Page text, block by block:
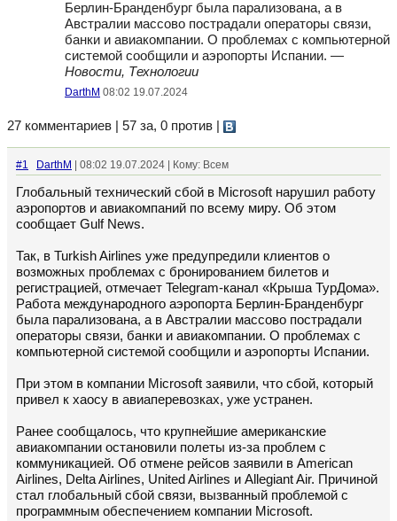
Берлин-Бранденбург была парализована, а в
Австралии массово пострадали операторы связи,
банки и авиакомпании. О проблемах с компьютерной
системой сообщили и аэропорты Испании. —
Новости, Технологии
DarthM 08:02 19.07.2024
27 комментариев | 57 за, 0 против
#1 DarthM | 08:02 19.07.2024 | Кому: Всем
Глобальный технический сбой в Microsoft нарушил работу
аэропортов и авиакомпаний по всему миру. Об этом
сообщает Gulf News.
Так, в Turkish Airlines уже предупредили клиентов о
возможных проблемах с бронированием билетов и
регистрацией, отмечает Telegram-канал «Крыша ТурДома».
Работа международного аэропорта Берлин-Бранденбург
была парализована, а в Австралии массово пострадали
операторы связи, банки и авиакомпании. О проблемах с
компьютерной системой сообщили и аэропорты Испании.
При этом в компании Microsoft заявили, что сбой, который
привел к хаосу в авиаперевозках, уже устранен.
Ранее сообщалось, что крупнейшие американские
авиакомпании остановили полеты из-за проблем с
коммуникацией. Об отмене рейсов заявили в American
Airlines, Delta Airlines, United Airlines и Allegiant Air. Причиной
стал глобальный сбой связи, вызванный проблемой с
программным обеспечением компании Microsoft.